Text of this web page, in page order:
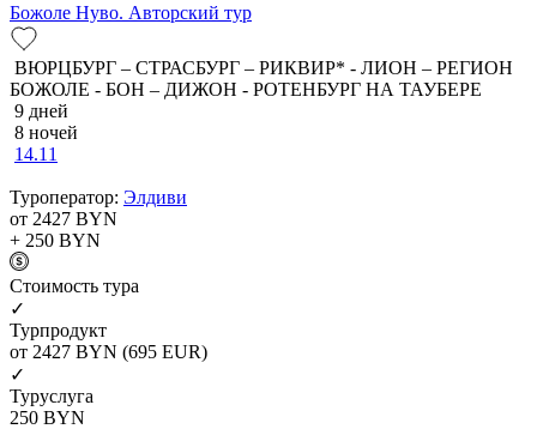
Божоле Нуво. Авторский тур
ВЮРЦБУРГ – СТРАСБУРГ – РИКВИР* - ЛИОН – РЕГИОН
БОЖОЛЕ - БОН – ДИЖОН - РОТЕНБУРГ НА ТАУБЕРЕ
9 дней
8 ночей
14.11
Туроператор: Элдиви
от 2427 BYN
+ 250 BYN
Cтоимость тура
✓
Турпродукт
от 2427 BYN (695 EUR)
✓
Туруслуга
250 BYN